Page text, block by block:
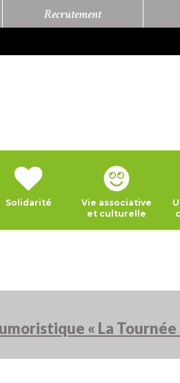
Recrutement
Solidarité
Vie associative
et culturelle
« La Tournée